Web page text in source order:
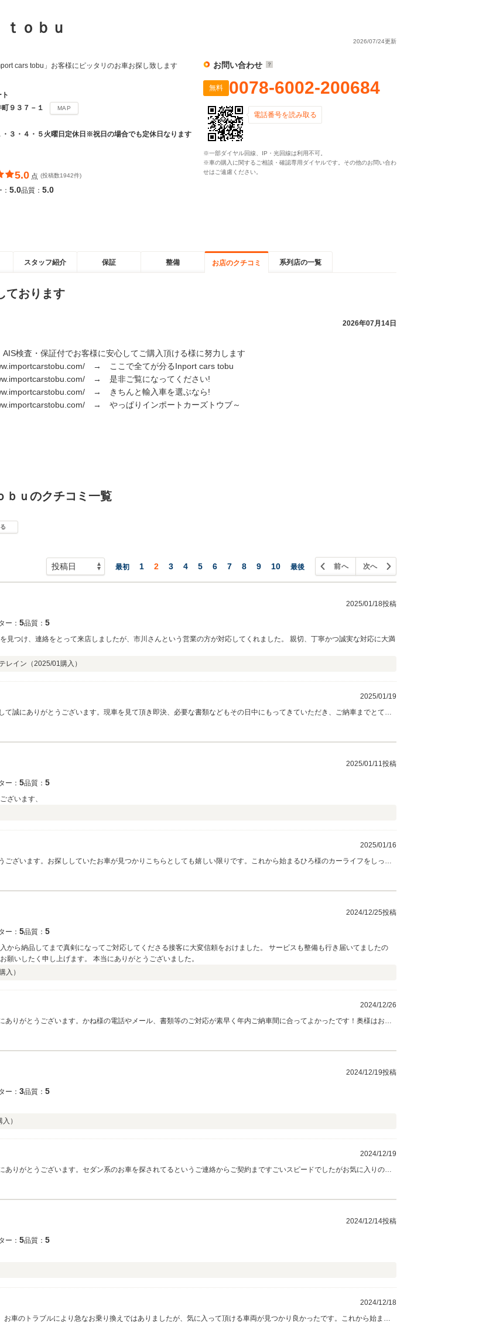
ｔｏｂｕ
2026/07/24更新
cars tobu」お客様にピッタリのお車お探し致します
９３７－１ MAP
・３・４・５火曜日定休日※祝日の場合でも定休日なります
5.0 点 (投稿数1942件)
5.0品質： 5.0
お問い合わせ
無料 0078-6002-200684
電話番号を読み取る
※一部ダイヤル回線、IP・光回線は利用不可。
※車の購入に関するご相談・確認専用ダイヤルです。その他のお問い合わ
せはご遠慮ください。
スタッフ紹介 保証 整備 お店のクチコミ 系列店の一覧
ております
2026年07月14日
AIS検査・保証付でお客様に安心してご購入頂ける様に努力します
→ ここで全てが分るInport cars tobu
→ 是非ご覧になってください!
→ きちんと輸入車を選ぶなら!
→ やっぱりインポートカーズトウブ～
ｕのクチコミ一覧
最初 1 2 3 4 5 6 7 8 9 10 最後 前へ 次へ
2025/01/18投稿
ー： 5品質： 5
見つけ、連絡をとって来店しましたが、市川さんという営業の方が対応してくれました。 親切、丁寧かつ誠実な対応に大満
レイン（2025/01購入）
2025/01/19
誠にありがとうございます。現車を見て頂き即決、必要な書類などもその日中にもってきていただき、ご納車までとても
2025/01/11投稿
ー： 5品質： 5
ざいます、
2025/01/16
ざいます。お探ししていたお車が見つかりこちらとしても嬉しい限りです。これから始まるひろ様のカーライフをしっか
2024/12/25投稿
ー： 5品質： 5
から納品してまで真剣になってご対応してくださる接客に大変信頼をおけました。 サービスも整備も行き届いてましたの
いしたく申し上げます。 本当にありがとうございました。
入）
2024/12/26
りがとうございます。かね様の電話やメール、書類等のご対応が素早く年内ご納車間に合ってよかったです！奥様はお車
2024/12/19投稿
ー： 3品質： 5
入）
2024/12/19
りがとうございます。セダン系のお車を探されてるというご連絡からご契約まですごいスピードでしたがお気に入りのお
2024/12/14投稿
ー： 5品質： 5
2024/12/18
車のトラブルにより急なお乗り換えではありましたが、気に入って頂ける車両が見つかり良かったです。これから始まる